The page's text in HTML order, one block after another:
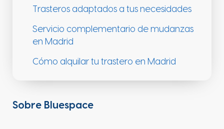
Trasteros adaptados a tus necesidades
Servicio complementario de mudanzas
en Madrid
Cómo alquilar tu trastero en Madrid
Sobre Bluespace